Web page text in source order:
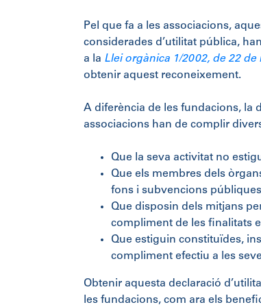
Pel que fa a les associacions,
considerades d’utilitat pública,
a la Llei orgànica 1/2002, de 22
obtenir aquest reconeixement.
A diferència de les fundacions, la
associacions han de complir
Que la seva activitat no
Que els membres dels
fons i subvencions
Que disposin dels mitjans
compliment de les finalitats
Que estiguin constituïdes,
compliment efectiu a les
Obtenir aquesta declaració
les fundacions, com ara els